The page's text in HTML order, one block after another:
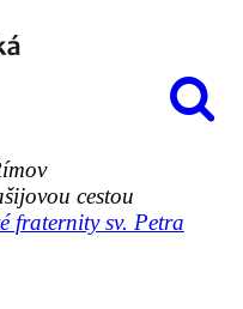
cestou
fraternity sv. Petra